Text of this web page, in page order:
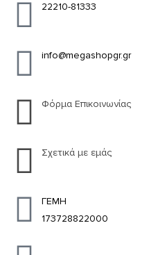
22210-81333
info@megashopgr.gr
Φόρμα Επικοινωνίας
Σχετικά με εμάς
ΓΕΜΗ
173728822000